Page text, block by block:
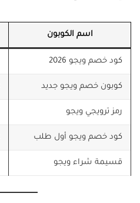
اسم الكوبون
كود خصم ويجو 2026
كوبون خصم ويجو جديد
رمز ترويجي ويجو
كود خصم ويجو أول طلب
قسيمة شراء ويجو